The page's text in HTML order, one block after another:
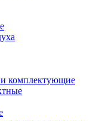
комплектующие